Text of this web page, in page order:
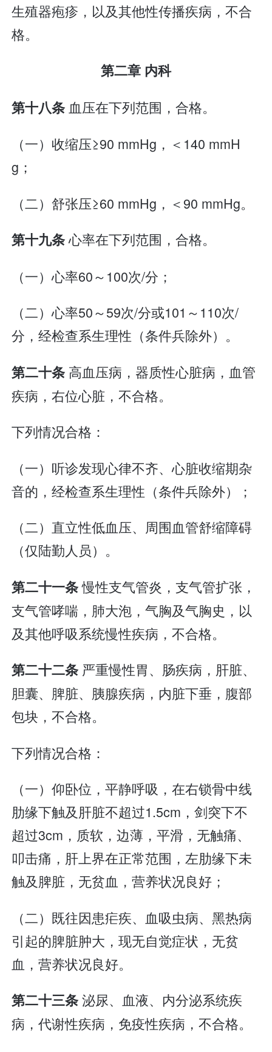
生殖器疱疹，以及其他性传播疾病，不合
格。
第二章 内科
第十八条 血压在下列范围，合格。
（一）收缩压≥90 mmHg，＜140 mmH
g；
（二）舒张压≥60 mmHg，＜90 mmHg。
第十九条心率在下列范围，合格。
（一）心率60～100次/分；
（二）心率50～59次/分或101～110次/
分，经检查系生理性（条件兵除外）。
第二十条 高血压病，器质性心脏病，血管
疾病，右位心脏，不合格。
下列情况合格：
（一）听诊发现心律不齐、心脏收缩期杂
音的，经检查系生理性（条件兵除外）；
（二）直立性低血压、周围血管舒缩障碍
（仅陆勤人员）。
第二十一条慢性支气管炎，支气管扩张，
支气管哮喘，肺大泡，气胸及气胸史，以
及其他呼吸系统慢性疾病，不合格。
第二十二条 严重慢性胃、肠疾病，肝脏、
胆囊、脾脏、胰腺疾病，内脏下垂，腹部
包块，不合格。
下列情况合格：
（一）仰卧位，平静呼吸，在右锁骨中线
肋缘下触及肝脏不超过1.5cm，剑突下不
超过3cm，质软，边薄，平滑，无触痛、
叩击痛，肝上界在正常范围，左肋缘下未
触及脾脏，无贫血，营养状况良好；
（二）既往因患疟疾、血吸虫病、黑热病
引起的脾脏肿大，现无自觉症状，无贫
血，营养状况良好。
第二十三条泌尿、血液、内分泌系统疾
病，代谢性疾病，免疫性疾病，不合格。